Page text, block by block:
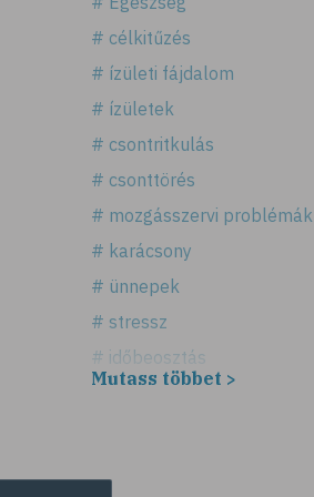
# célkitűzés
# ízületi fájdalom
# ízületek
# csontritkulás
# csonttörés
# mozgásszervi problémák
# karácsony
# ünnepek
# stressz
# időbeosztás
Mutass többet >